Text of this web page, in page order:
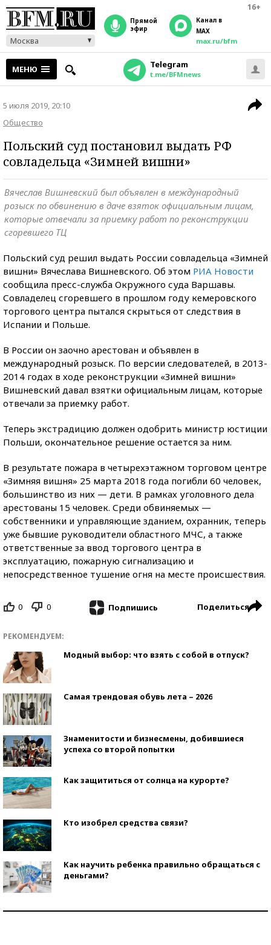
16+
Москва
прямой
эфир
Канал в
MAX
max.ru/bfm
МЕНЮ Telegram
t.me/BFMnews
5 июля 2019, 20:10
Общество
Польский суд постановил выдать РФ
совладельца «Зимней вишни»
Вячеслав Вишневский был объявлен в международный
розыск по обвинению в даче взяток официальным лицам,
которые отвечали за приемку работ по реконструкции
сгоревшего ТЦ
Польский суд решил выдать России совладельца «Зимней
вишни» Вячеслава Вишневского. Об этом РИА Новости
сообщила пресс-служба Окружного суда Варшавы.
Совладелец сгоревшего в прошлом году кемеровского
торгового центра пытался скрыться от следствия в
Испании и Польше.
В России он заочно арестован и объявлен в
международный розыск. По версии следователей, в 2013-
2014 годах в ходе реконструкции «Зимней вишни»
Вишневский давал взятки официальным лицам, которые
отвечали за приемку работ.
Теперь экстрадицию должен одобрить министр юстиции
Польши, окончательное решение остается за ним.
В результате пожара в четырехэтажном торговом центре
«Зимняя вишня» 25 марта 2018 года погибли 60 человек,
большинство из них — дети. В рамках уголовного дела
арестованы 15 человек. Среди обвиняемых —
собственники и управляющие зданием, охранник, теперь
уже бывшие руководители областного МЧС, а также
ответственные за ввод торгового центра в
эксплуатацию, пожарную сигнализацию и
непосредственное тушение огня на месте происшествия.
0 0 Подпишись Поделиться
РЕКОМЕНДУЕМ:
Модный выбор: что взять с собой в отпуск?
Самая трендовая обувь лета – 2026
Знаменитости и бизнесмены, добившиеся
успеха со второй попытки
Как защититься от солнца на курорте?
Кто изобрел средства связи?
Как научить ребенка правильно обращаться с
деньгами?